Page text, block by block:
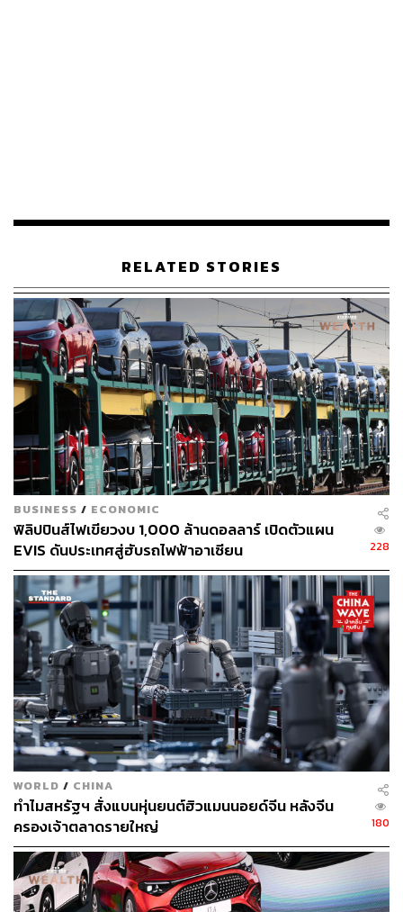
ส่วนการตั้งบริษัทในครั้งนี้จะขยายไปถึงการตั้งโรงงานผลิต
เลยไหม เรื่องนี้ยังคงต้องรอกันต่อไป เพราะ Tesla เพิ่งเปิด
โรงงานแห่งใหม่ในเยอรมนี ซึ่งตั้งเป้าผลิตรถยนต์ได้มากถึง 5
แสนคันต่อปี และกำลังสร้างโรงงานในเมืองออสติน รัฐ
เท็กซัส ซึ่งจะเปิดดำเนินการเร็วๆ นี้
ที่สำคัญใครๆ ก็อยากให้ Tesla เข้ามาตั้งโรงงาน อย่างล่าสุด
อีลอน มัสก์ กำลังพิจารณาไปเยือนอินโดนีเซีย หลังจากได้พบ
กับ โจโก วีโดโด ประธานาธิบดีอินโดนีเซียคนปัจจุบันที่
โรงงานผลิตจรวดในเมืองโบคาชิกา รัฐเท็กซัส
ก่อนหน้านี้ กฤษฎา อุตตโมทย์ นายกสมาคมยานยนต์ไฟฟ้า
ไทย (EVAT) สะท้อนความเห็นต่อแนวโน้มที่ Tesla จะเข้ามา
ลงทุนในไทยกับ THE STANDARD โดยเขาเชื่อว่า จริงอยู่ที่
ประเทศไทยเป็นฐานการผลิตรถยนต์ที่สำคัญของโลก แต่
ความหมายคือไทยไม่ใช่ประเทศเดียวเท่านั้นที่ Tesla เล็งจะ
ขยายฐานการผลิตแห่งใหม่
แต่จุดตัดที่จะทำให้ Tesla ตัดสินใจเลือกประเทศใดประเทศ
หนึ่งเป็นฐานการผลิตเพื่อตั้งโรงงานแห่งใหม่ของพวกเขา คือ
การที่ประเทศนั้นๆ มีฐานรากด้านตลาดรถยนต์พลังงานไฟฟ้า
ที่มั่นคงเป็นทุนเดิมมากพอ กล่าวคือเป็นประเทศที่ตลาด
รถยนต์ไฟฟ้าเริ่มโตมาได้สักระยะโดยไม่ต้องสร้างจากศูนย์
ใหม่ (ตัวอย่างเช่นประเทศจีน)
รวมถึงการที่นโยบายการส่งเสริมในประเทศนั้นๆ เป็น
นโยบายพิเศษที่มีกลิ่นหอมหวนเย้ายวนพวกเขาให้เข้าไป
ลงทุนได้มากพอ เหมือนกับข้อเสนอที่อินโดนีเซียได้เสนอให้
ในรูปแบบ Tailor-Made ซึ่งต่างจากข้อเสนอที่ค่ายรถยนต์เจ้า
อื่นๆ ได้รับ
RELATED STORIES
BUSINESS / ECONOMIC
ฟิลิปปินส์ไฟเขียวงบ 1,000 ล้านดอลลาร์ เปิดตัวแผน
EVIS ดันประเทศสู่ฮับรถไฟฟ้าอาเซียน
228
WORLD / CHINA
ทำไมสหรัฐฯ สั่งแบนหุ่นยนต์ฮิวแมนนอยด์จีน หลังจีน
ครองเจ้าตลาดรายใหญ่
180